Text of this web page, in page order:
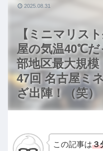
【ミニマリス
屋の気温40℃だ
部地区最大規
47回 名古屋ミ
ざ出陣！（笑）
2025.08.31
この記事は３